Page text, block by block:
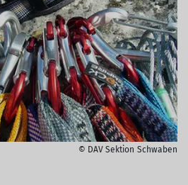
© DAV Sektion Schwaben